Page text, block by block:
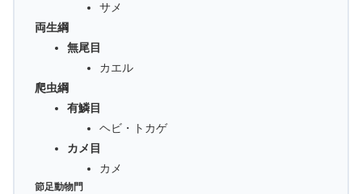
サメ
両生綱
無尾目
カエル
爬虫綱
有鱗目
ヘビ・トカゲ
カメ目
カメ
節足動物門